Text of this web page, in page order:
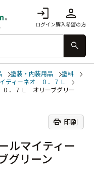
login
ログイン
person
購入希望の方
search
塗装・内装用品
塗料
ティーネオ ０．７Ｌ
．７Ｌ オリーブグリー
print 印刷
ルマイティー
グリーン